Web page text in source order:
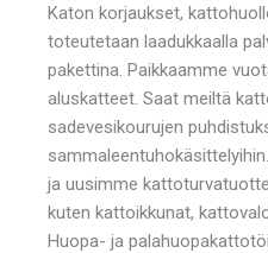
Katon korjaukset,
toteutetaan laadukkaalla
pakettina. Paikkaamme
aluskatteet. Saat meiltä
sadevesikourujen
ja uusimme
kuten kattoikkunat,
Huopa- ja